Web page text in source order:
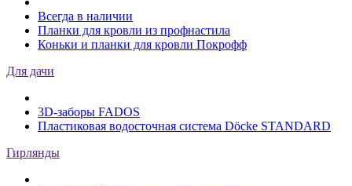
Всегда в наличии
Планки для кровли из профнастила
Коньки и планки для кровли Покрофф
Для дачи
3D-заборы FADOS
Пластиковая водосточная система Döcke STANDARD
Гирлянды